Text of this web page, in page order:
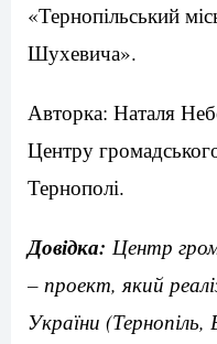
«Тернопільський
Шухевича».
Авторка: Наталя
Центру
Тернополі.
Довідка: Центр
– проект, який
України